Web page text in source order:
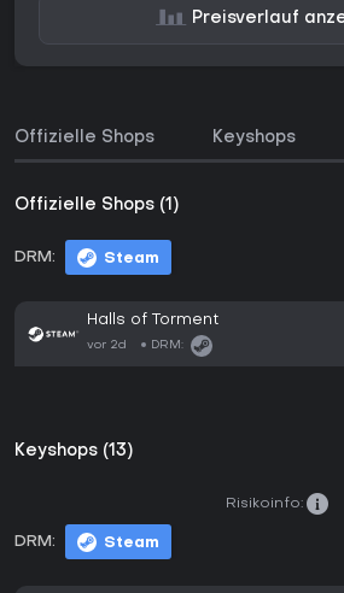
Preisverlauf
Offizielle Shops Keyshops
Offizielle Shops (1)
DRM: Steam
Halls of Torment
vor 2d DRM:
Keyshops (13)
DRM: Steam
Risikoinfo: